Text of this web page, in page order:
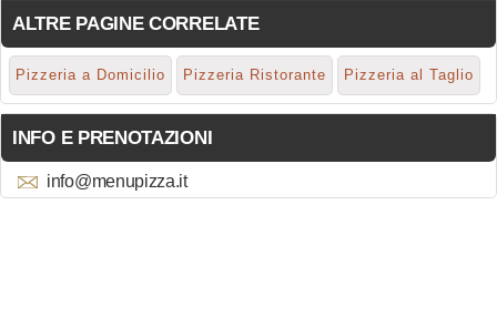
ALTRE PAGINE CORRELATE
Pizzeria a Domicilio Pizzeria Ristorante Pizzeria al Taglio
INFO E PRENOTAZIONI
info@menupizza.it